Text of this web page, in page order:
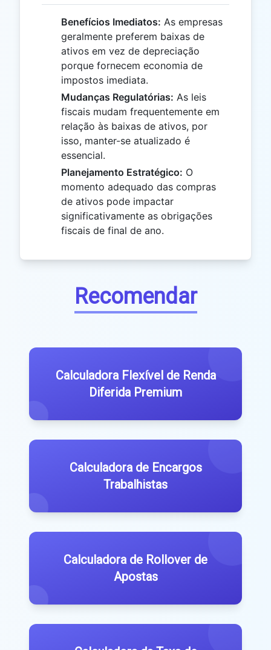
Benefícios Imediatos: As empresas
geralmente preferem baixas de
ativos em vez de depreciação
porque fornecem economia de
impostos imediata.
Mudanças Regulatórias: As leis
fiscais mudam frequentemente em
relação às baixas de ativos, por
isso, manter-se atualizado é
essencial.
Planejamento Estratégico: O
momento adequado das compras
de ativos pode impactar
significativamente as obrigações
fiscais de final de ano.
Recomendar
Calculadora Flexível de Renda
Diferida Premium
Calculadora de Encargos
Trabalhistas
Calculadora de Rollover de
Apostas